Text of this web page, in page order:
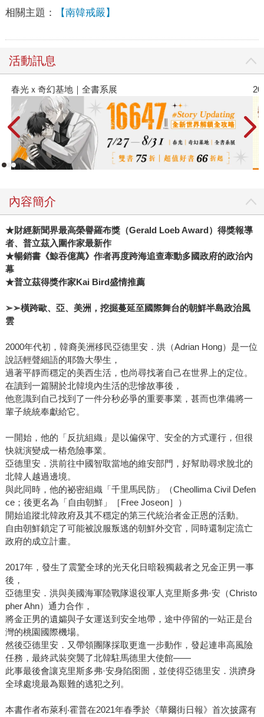
相關主題： 【南韓戒嚴】
活動訊息
春光ｘ奇幻基地｜全書系展
內容簡介
★財經新聞界最高榮譽羅布獎（Gerald Loeb Award）得獎報導
者、普立茲入圍作家最新作
★暢銷書《鯨吞億萬》作者再度跨海追查牽動多國政府的政治內
幕
★普立茲得獎作家Kai Bird盛情推薦
➢➢橫跨歐、亞、美洲，挖掘蔓延至國際舞台的朝鮮半島政治風
雲
2000年代初，韓裔美洲移民亞德里安．洪（Adrian Hong）是一位
說話輕聲細語的耶魯大學生，
過著平靜而穩定的美西生活，也尚尋找著自己在世界上的定位。
在讀到一篇關於北韓境內生活的悲慘故事後，
他意識到自己找到了一件分秒必爭的重要事業，甚而也準備將一
輩子統統奉獻給它。
一開始，他的「反抗組織」是以偏保守、安全的方式運行，但很
快就演變成一樁危險事業。
亞德里安．洪前往中國智取當地的維安部門，好幫助尋求脫北的
北韓人越過邊境。
與此同時，他的祕密組織「千里馬民防」（Cheollima Civil Defen
ce；後更名為「自由朝鮮」［Free Joseon］）
開始追蹤北韓政府及其不穩定的第三代統治者金正恩的活動。
自由朝鮮鎖定了可能被說服叛逃的朝鮮外交官，同時還制定流亡
政府的成立計畫。
2017年，發生了震驚全球的光天化日暗殺獨裁者之兄金正男一事
後，
亞德里安．洪與美國海軍陸戰隊退役軍人克里斯多弗·安（Christo
pher Ahn）通力合作，
將金正男的遺孀與子女運送到安全地帶，途中停留的一站正是台
灣的桃園國際機場。
然後亞德里安．又帶領團隊採取更進一步動作，發起連串高風險
任務，最終武裝突襲了北韓駐馬德里大使館——
此事最後會讓克里斯多弗·安身陷囹圄，並使得亞德里安．洪躋身
全球處境最為艱難的逃犯之列。
本書作者布萊利‧霍普在2021年春季於《華爾街日報》首次披露有